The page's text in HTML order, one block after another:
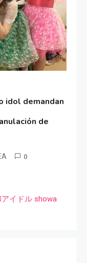
idol demandan
de
0
イドル showa